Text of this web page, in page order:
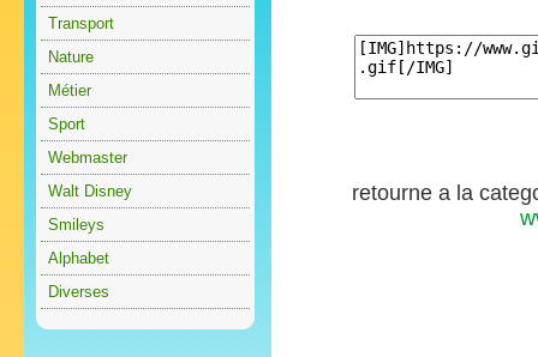
Transport
Nature
Métier
Sport
Webmaster
Walt Disney
Smileys
Alphabet
Diverses
retourne a la